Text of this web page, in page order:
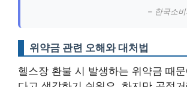
– 한국소
위약금 관련 오해와 대처법
헬스장 환불 시 발생하는 위약금 때